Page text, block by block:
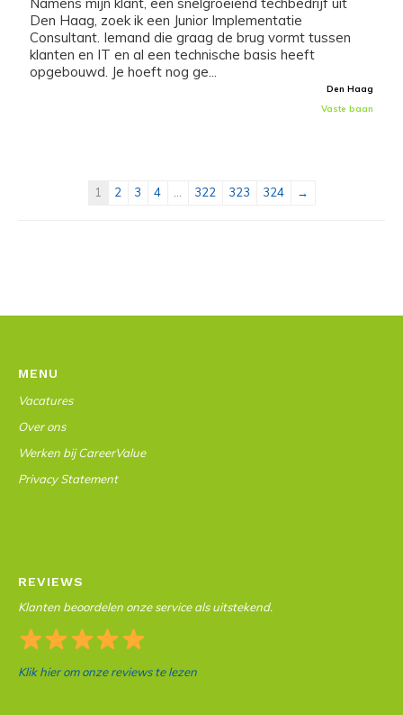
Den Haag, zoek ik een Junior Implementatie
Consultant. Iemand die graag de brug vormt tussen
klanten en IT en al een technische basis heeft
opgebouwd. Je hoeft nog ge...
Den Haag
Vaste baan
1 2 3 4 322 323 324 →
MENU
Vacatures
Over ons
Werken bij CareerValue
Privacy Statement
REVIEWS
Klanten beoordelen onze service als uitstekend.
Klik hier om onze reviews te lezen